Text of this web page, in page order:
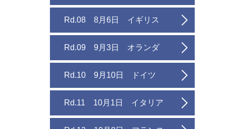
Rd.08 8月6日 イギリス
Rd.09 9月3日 オランダ
Rd.10 9月10日 ドイツ
Rd.11 10月1日 イタリア